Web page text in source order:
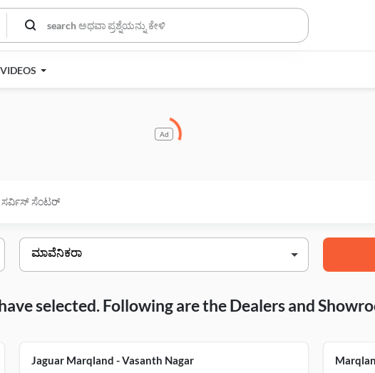
VIDEOS
Ad
ಸರ್ವಿಸ್ ಸೆಂಟರ್
selected. Following are the Dealers and
Jaguar Marqland - Vasanth Nagar